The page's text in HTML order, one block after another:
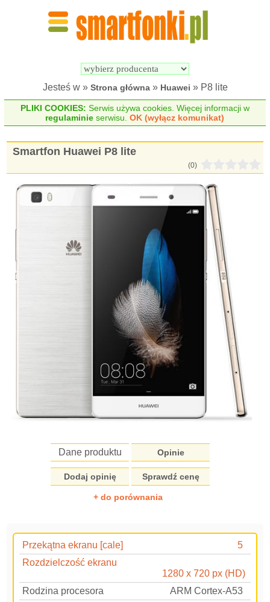
Jesteś w » Strona główna» Huawei » P8 lite
PLIKI COOKIES: Serwis używa cookies. Więcej informacji w
regulaminie serwisu.OK (wyłącz komunikat)
Smartfon Huawei P8 lite
(0)
Dane produktu Opinie
Dodaj opinię Sprawdź cenę
+ do porównania
Przekątna ekranu [cale]
5
Rozdzielczość ekranu
1280 x 720 px (HD)
Rodzina procesora
ARM Cortex-A53